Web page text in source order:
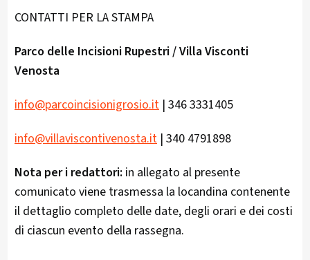
CONTATTI PER LA STAMPA
Parco delle Incisioni Rupestri / Villa Visconti
Venosta
info@parcoincisionigrosio.it | 346 3331405
info@villaviscontivenosta.it | 340 4791898
Nota per i redattori: in allegato al presente
comunicato viene trasmessa la locandina contenente
il dettaglio completo delle date, degli orari e dei costi
di ciascun evento della rassegna.